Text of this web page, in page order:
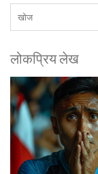
लोकप्रिय लेख